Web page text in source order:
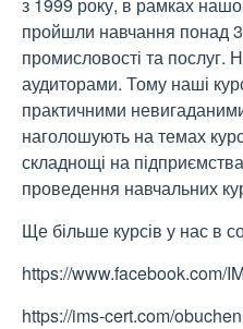
пройшли навчання понад
промисловості та послуг.
аудиторами. Тому наші
практичними
наголошують на темах
складнощі на
проведення навчальних
Ще більше курсів у нас в
https://www.facebook.com/
https://ims-cert.com/